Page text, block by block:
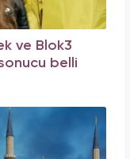
ve Blok3
belli